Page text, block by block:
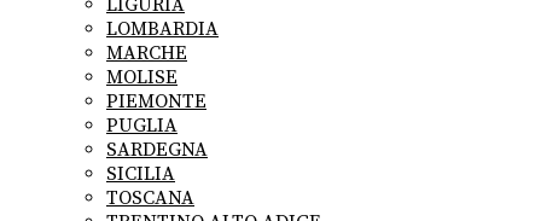
LIGURIA
LOMBARDIA
MARCHE
MOLISE
PIEMONTE
PUGLIA
SARDEGNA
SICILIA
TOSCANA